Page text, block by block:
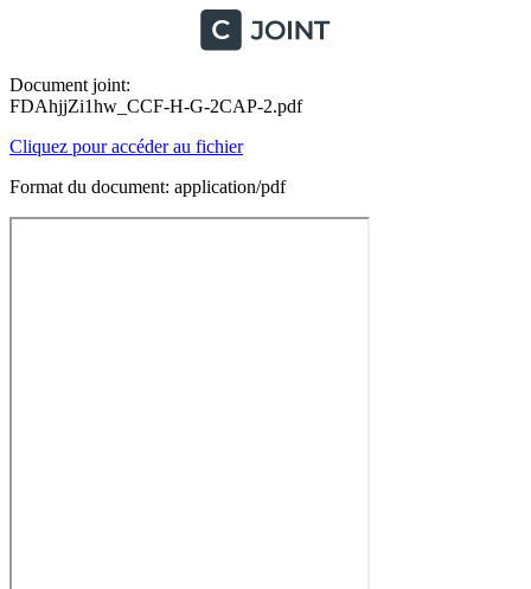
Document joint:
FDAhjjZi1hw_CCF-H-G-2CAP-2.pdf
Cliquez pour accéder au fichier
Format du document: application/pdf